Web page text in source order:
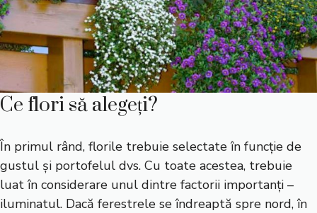
Ce flori să alegeți?
În primul rând, florile trebuie selectate în funcție de
gustul și portofelul dvs. Cu toate acestea, trebuie
luat în considerare unul dintre factorii importanți –
iluminatul. Dacă ferestrele se îndreaptă spre nord, în